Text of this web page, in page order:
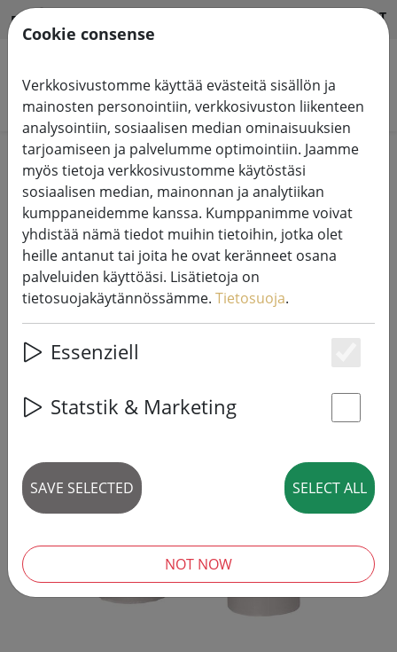
FI HILFE & SUPPORT
Hae tuotteita
Home Myynti%
Broste Copenhagen Kynttilä Bend
16cm vaaleanharmaa
‹ ›
Cookie consense
Verkkosivustomme käyttää evästeitä sisällön ja
mainosten personointiin, verkkosivuston liikenteen
analysointiin, sosiaalisen median ominaisuuksien
tarjoamiseen ja palvelumme optimointiin. Jaamme
myös tietoja verkkosivustomme käytöstäsi
sosiaalisen median, mainonnan ja analytiikan
kumppaneidemme kanssa. Kumppanimme voivat
yhdistää nämä tiedot muihin tietoihin, jotka olet
heille antanut tai joita he ovat keränneet osana
palveluiden käyttöäsi. Lisätietoja on
tietosuojakäytännössämme. Tietosuoja.
Essenziell
Statstik & Marketing
SAVE SELECTED SELECT ALL
NOT NOW